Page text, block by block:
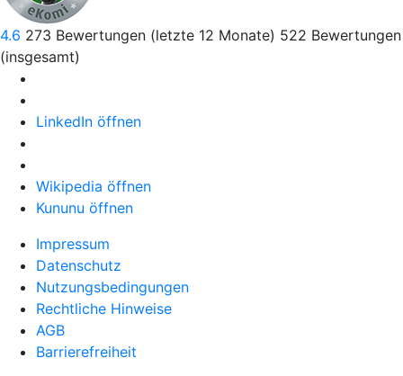
4.6 273 Bewertungen (letzte 12 Monate) 522 Bewertungen
(insgesamt)
LinkedIn öffnen
Wikipedia öffnen
Kununu öffnen
Impressum
Datenschutz
Nutzungsbedingungen
Rechtliche Hinweise
AGB
Barrierefreiheit